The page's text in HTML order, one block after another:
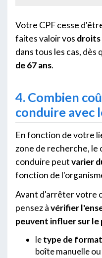
Votre CPF cesse
faites valoir vos droits
dans tous les cas,
de 67 ans.
4. Combien
conduire avec
En fonction de votre
zone de recherche, le
conduire peutvarier
fonction de
Avant d'arrêter votre
pensez àvérifier
peuvent influer sur le
letype de
boîte manuelle